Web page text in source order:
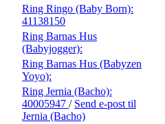
Ring Ringo (Baby Born):
41138150
Ring Barnas Hus
(Babyjogger):
Ring Barnas Hus (Babyzen
Yoyo):
Ring Jernia (Bacho):
40005947 / Send e-post til
Jernia (Bacho)